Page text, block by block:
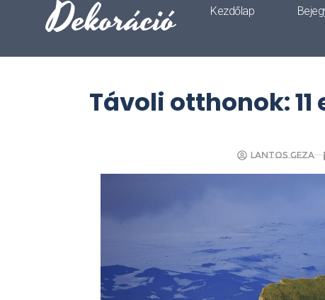
Dekoráció Kezdőlap
Távoli otthonok:
Lantos Geza